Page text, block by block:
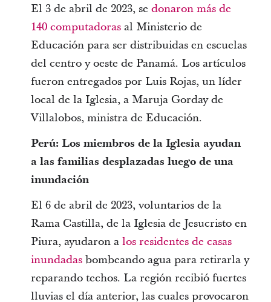
El 3 de abril de 2023, se donaron más de
140 computadorasal Ministerio de
Educación para ser distribuidas en escuelas
del centro y oeste de Panamá. Los artículos
fueron entregados por Luis Rojas, un líder
local de la Iglesia, a Maruja Gorday de
Villalobos, ministra de Educación.
Perú: Los miembros de la Iglesia ayudan
a las familias desplazadas luego de una
inundación
El 6 de abril de 2023, voluntarios de la
Rama Castilla, de la Iglesia de Jesucristo en
Piura, ayudaron a los residentes de casas
inundadasbombeando agua para retirarla y
reparando techos. La región recibió fuertes
lluvias el día anterior, las cuales provocaron